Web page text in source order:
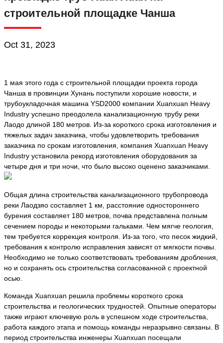
строительной площадке Чанша
Oct 31, 2023
1 мая этого года с строительной площадки проекта города
Чанша в провинции Хунань поступили хорошие новости, и
трубоукладочная машина YSD2000 компании Xuanxuan Heavy
Industry успешно преодолела канализационную трубу реки
Лаодо длиной 180 метров. Из-за короткого срока изготовления и
тяжелых задач заказчика, чтобы удовлетворить требования
заказчика по срокам изготовления, компания Xuanxuan Heavy
Industry установила рекорд изготовления оборудования за
четыре дня и три ночи, что было высоко оценено заказчиками.
Общая длина строительства канализационного трубопровода
реки Лаодзяо составляет 1 км, расстояние одностороннего
бурения составляет 180 метров, почва представлена полным
сечением породы и некоторыми гальками. Чем мягче геология,
тем требуется коррекция контроля. Из-за того, что песок жидкий,
требования к контролю исправления зависят от мягкости почвы.
Необходимо не только соответствовать требованиям дробления,
но и сохранять ось строительства согласованной с проектной
осью.
Команда Xuanxuan решила проблемы короткого срока
строительства и геологических трудностей. Опытные операторы
также играют ключевую роль в успешном ходе строительства,
работа каждого этапа и помощь команды неразрывно связаны. В
период строительства инженеры Xuanxuan посещали